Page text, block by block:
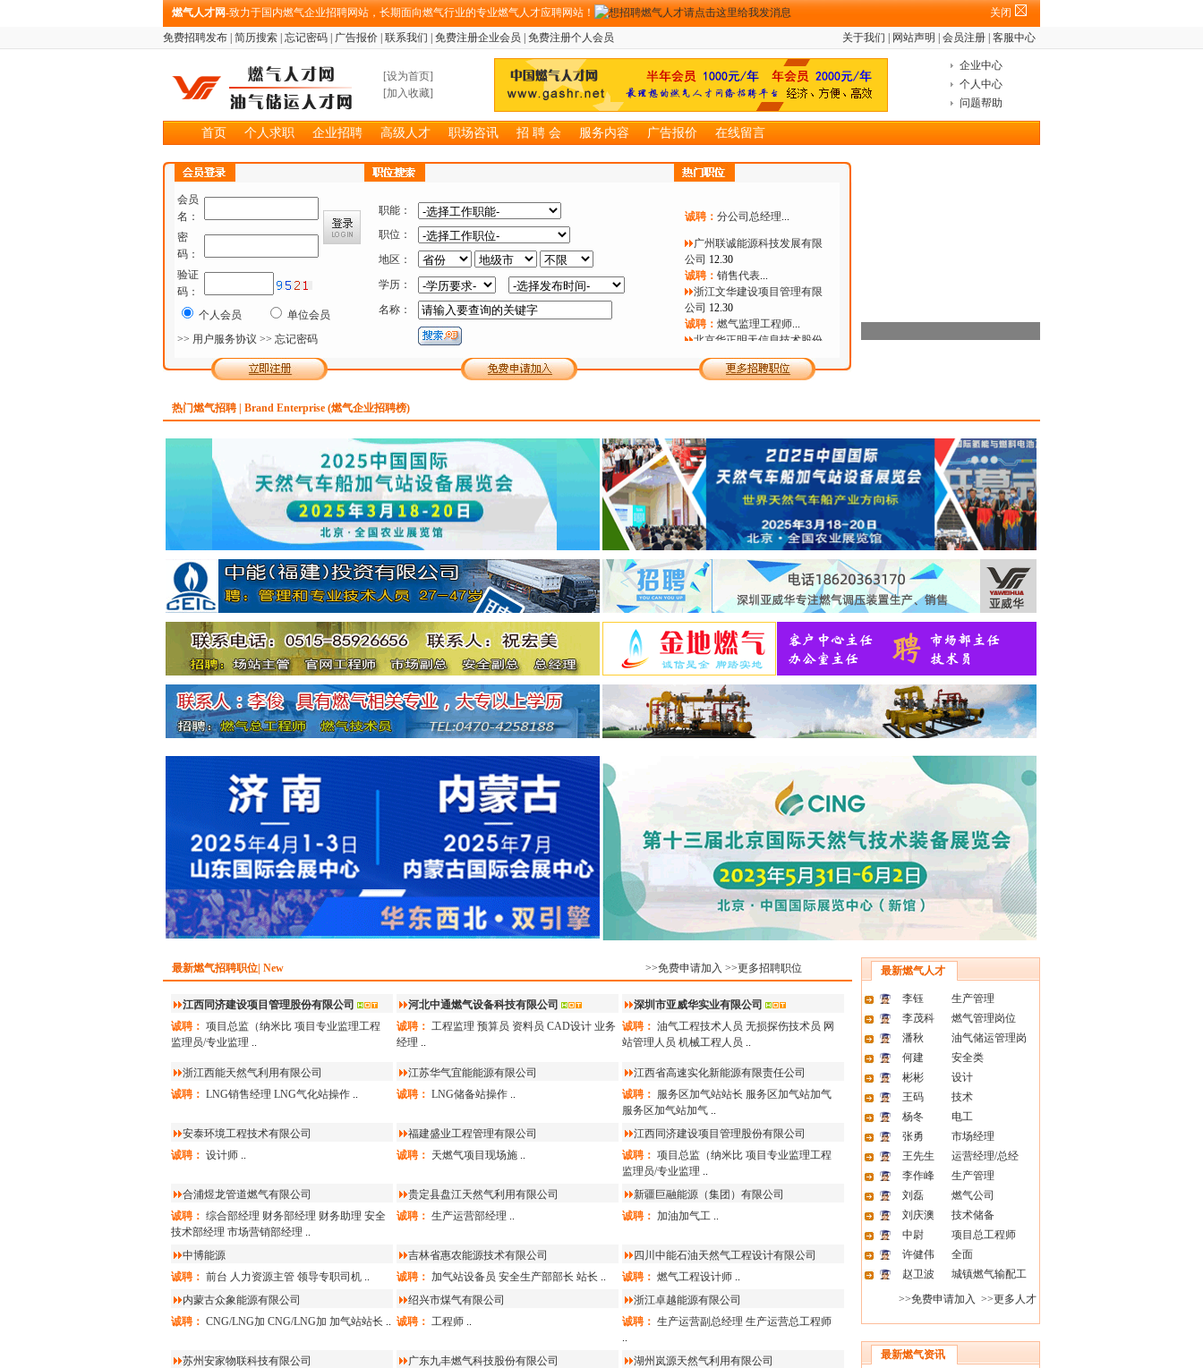
燃气人才网-致力于国内燃气企业招聘网站，长期面向燃气行业的专业燃气人才应聘网站！
关闭
免费招聘发布 简历搜索 忘记密码 广告报价 联系我们 免费注册企业会员 免费注册个人会员 关于我们 网站声明 会员注册 客服中心
[设为首页]
[加入收藏]
企业中心
个人中心
问题帮助
首页 个人求职 企业招聘 高级人才 职场咨讯 招 聘 会 服务内容 广告报价 在线留言
会员
名：
密
码：
验证
码：
个人会员
单位会员
>> 用户服务协议 >> 忘记密码
职能：
职位：
地区：
学历：
名称：
司9.16
诚聘：LNG点供贸易&调度经
广东港能新能源科技有限公
司 9.16
诚聘：LNG点供技术和建站经
理...
广东港能新能源科技有限公
司9.16
理...
公司12.30
诚聘：销售代表
浙江文华建设项目管理有限
公司12.30
诚聘：燃气监理工程师
北京华正明天信息技术股份
诚聘：项目经理...
北京华正明天信息技术股份
司9.16
诚聘：
天然气气化站站长...
广东港能新能源科技有限公
司9.16
诚聘：
LNG点供气化站驻点操
作人员 ...
广东港能新能源科技有限公
诚聘：
LNG点供贸易&调度经
理...
广东港能新能源科技有限公
司9.16
诚聘： LNG点供技术和建站经
理...
广东港能新能源科技有限公
9.16
诚聘：LNG点供业务开发经
理...
河北盛德燃气有限公司9.16
热门燃气招聘 | Brand Enterprise (燃气企业招聘榜)
最新燃气招聘职位| New >>免费申请加入 >>更多招聘职位 最新燃气人才
李钰
生产管理
李茂科
燃气管理岗位
潘秋
油气储运管理岗
何建
安全类
彬彬
设计
王码
技术
杨冬
电工
张勇
市场经理
王先生
运营经理/总经
李作峰
生产管理
刘磊
燃气公司
刘庆澳
技术储备
中尉
项目总工程师
许健伟
全面
赵卫波
城镇燃气输配工
>>免费申请加入 >>更多人才
最新燃气资讯
江西同济建设项目管理股份有限公司
诚聘： 项目总监（纳米比 项目专业监理工程
监理员/专业监理 ..
河北中通燃气设备科技有限公司
诚聘： 工程监理 预算员 资料员 CAD设计 业务
经理 ..
深圳市亚威华实业有限公司
诚聘： 油气工程技术人员 无损探伤技术员 网
站管理人员 机械工程人员 ..
浙江西能天然气利用有限公司
诚聘： LNG销售经理 LNG气化站操作 ..
江苏华气宜能能源有限公司
诚聘： LNG储备站操作 ..
江西省高速实化新能源有限责任公司
诚聘： 服务区加气站站长 服务区加气站加气
服务区加气站加气 ..
安泰环境工程技术有限公司
诚聘： 设计师 ..
福建盛业工程管理有限公司
诚聘： 天燃气项目现场施 ..
江西同济建设项目管理股份有限公司
诚聘： 项目总监（纳米比 项目专业监理工程
监理员/专业监理 ..
合浦煜龙管道燃气有限公司
诚聘： 综合部经理 财务部经理 财务助理 安全
技术部经理 市场营销部经理 ..
贵定县盘江天然气利用有限公司
诚聘： 生产运营部经理 ..
新疆巨融能源（集团）有限公司
诚聘： 加油加气工 ..
中博能源
诚聘： 前台 人力资源主管 领导专职司机 ..
吉林省惠农能源技术有限公司
诚聘： 加气站设备员 安全生产部部长 站长 ..
四川中能石油天然气工程设计有限公司
诚聘： 燃气工程设计师 ..
内蒙古众象能源有限公司
诚聘： CNG/LNG加 CNG/LNG加 加气站站长 ..
绍兴市煤气有限公司
诚聘： 工程师 ..
浙江卓越能源有限公司
诚聘： 生产运营副总经理 生产运营总工程师
..
苏州安家物联科技有限公司
广东九丰燃气科技股份有限公司
湖州岚源天然气利用有限公司